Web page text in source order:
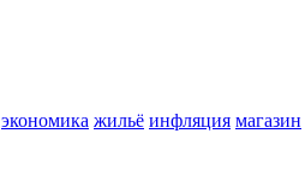
экономика жильё инфляция магазин